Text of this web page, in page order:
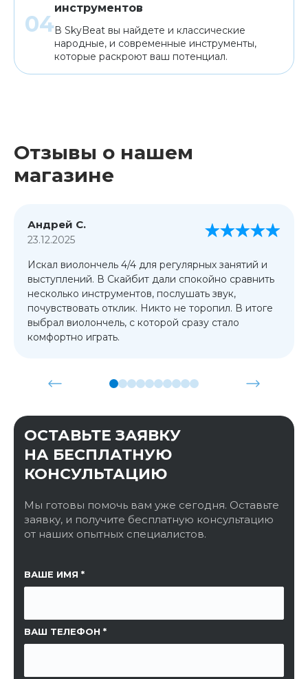
инструментов
В SkyBeat вы найдете и классические
народные, и современные инструменты,
которые раскроют ваш потенциал.
Отзывы о нашем
магазине
Андрей С.
23.12.2025
Искал виолончель 4/4 для регулярных занятий и
выступлений. В Скайбит дали спокойно сравнить
несколько инструментов, послушать звук,
почувствовать отклик. Никто не торопил. В итоге
выбрал виолончель, с которой сразу стало
комфортно играть.
ОСТАВЬТЕ ЗАЯВКУ
НА БЕСПЛАТНУЮ
КОНСУЛЬТАЦИЮ
Мы готовы помочь вам уже сегодня. Оставьте
заявку, и получите бесплатную консультацию
от наших опытных специалистов.
ВАШЕ ИМЯ
ВАШ ТЕЛЕФОН
ССЫЛКА НА СТРАНИЦУ